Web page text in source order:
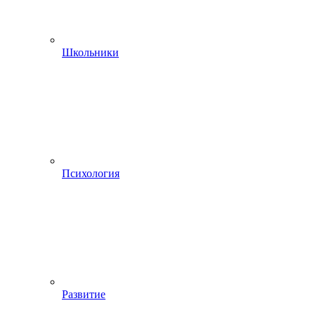
Школьники
Психология
Развитие